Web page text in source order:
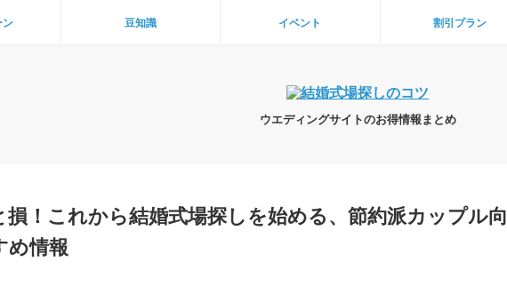
ン 豆知識 イベント 割引プラン
ウエディングサイトのお得情報まとめ
！これから結婚式場探しを始める、節約派カップル向
め情報